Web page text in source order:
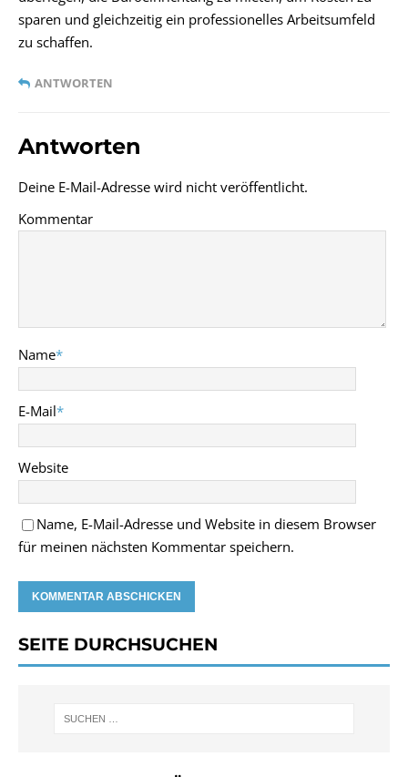
sparen und gleichzeitig ein professionelles Arbeitsumfeld
zu schaffen.
ANTWORTEN
Antworten
Deine E-Mail-Adresse wird nicht veröffentlicht.
Kommentar
Name*
E-Mail*
Website
Name, E-Mail-Adresse und Website in diesem Browser
für meinen nächsten Kommentar speichern.
SEITE DURCHSUCHEN